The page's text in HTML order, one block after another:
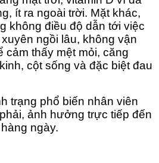
ít ra ngoài trời. Mặt khác,
không điều độ dẫn tới việc
ngồi lâu, không vận
cảm thấy mệt mỏi, căng
cột sống và đặc biệt đau
trạng phổ biến nhân viên
ảnh hưởng trực tiếp đến
ngày.